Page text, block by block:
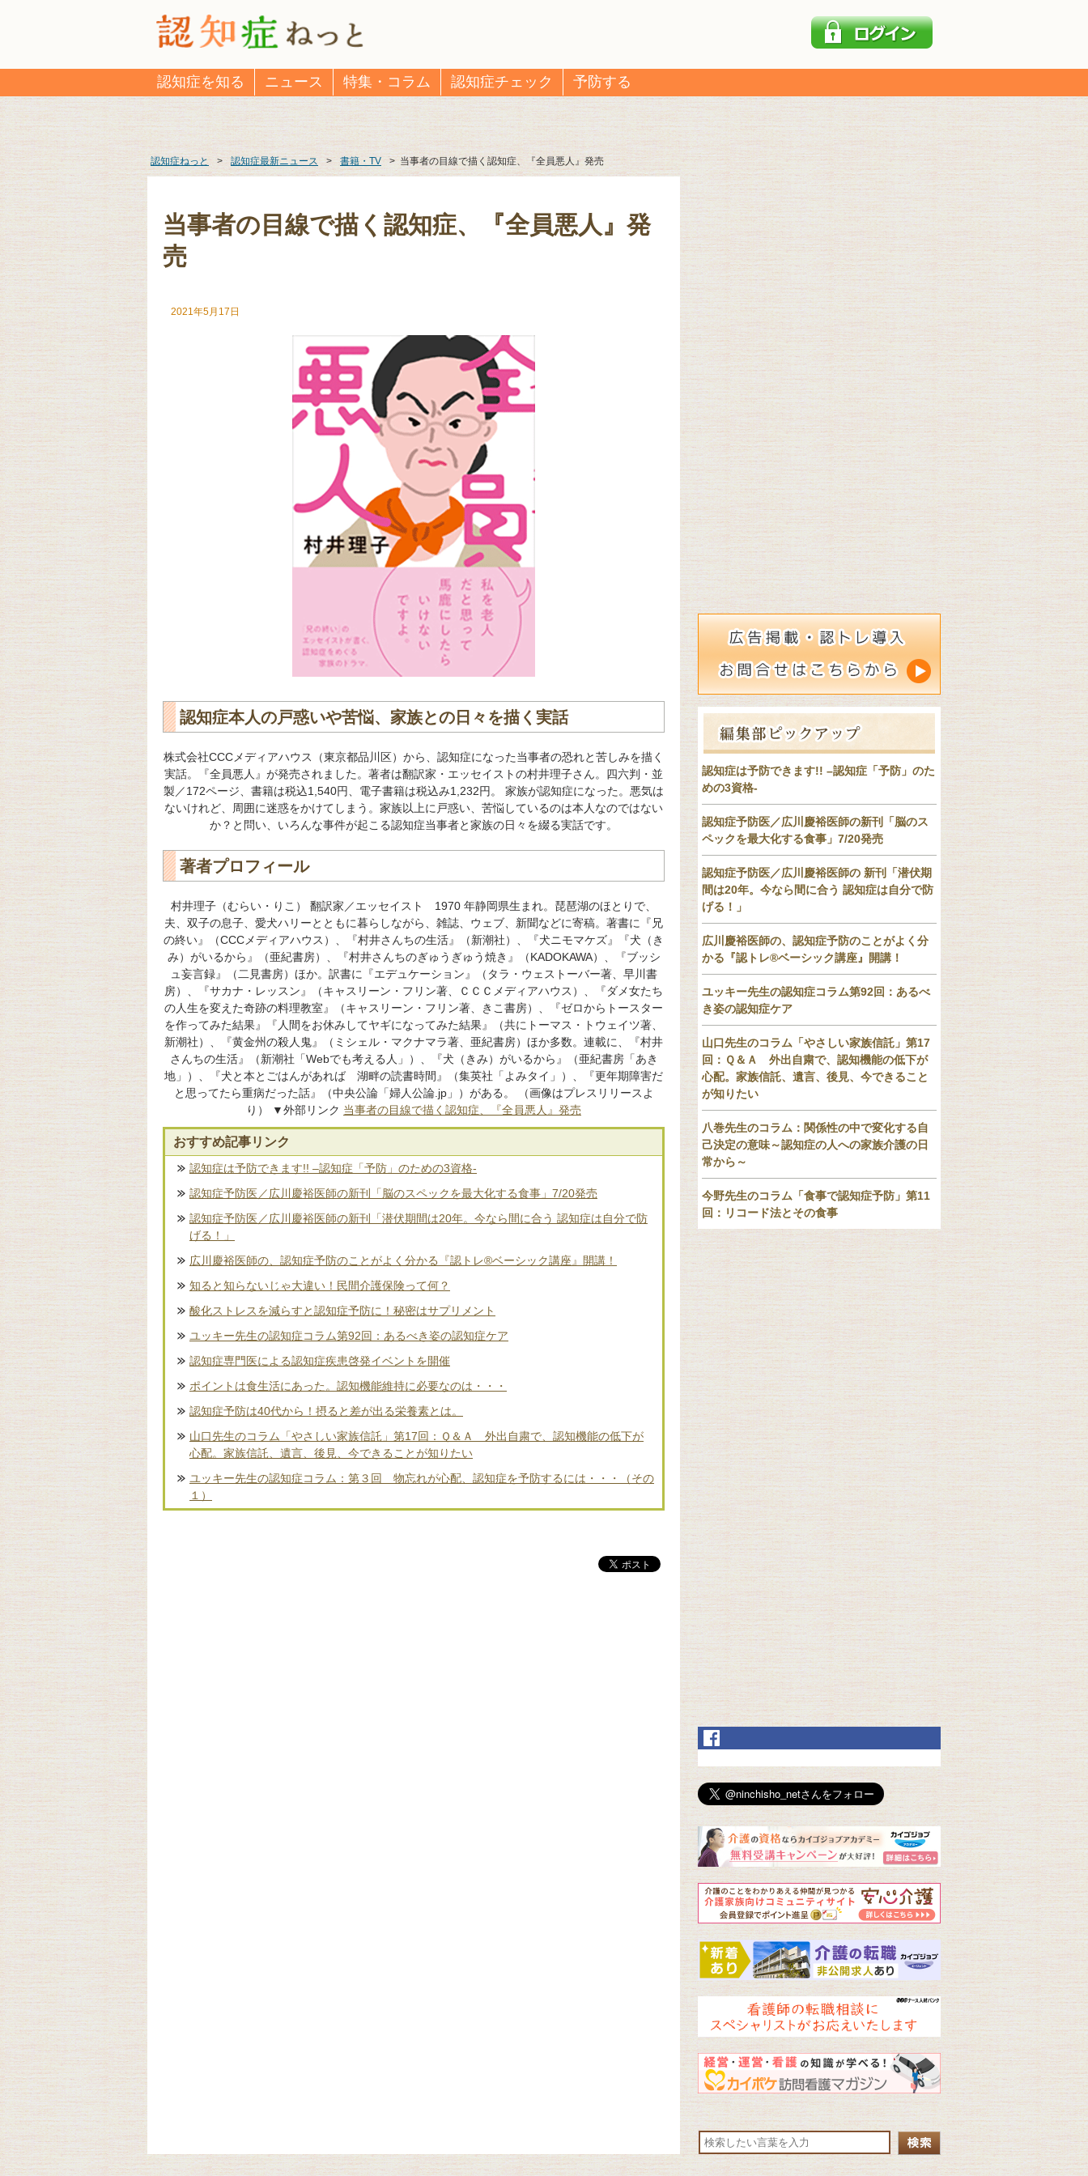
認知症を知る ニュース 特集・コラム 認知症チェック 予防する
認知症ねっと > 認知症最新ニュース > 書籍・TV > 当事者の目線で描く認知症、『全員悪人』発売
当事者の目線で描く認知症、『全員悪人』発
売
2021年5月17日
認知症本人の戸惑いや苦悩、家族との日々を描く実話
株式会社CCCメディアハウス（東京都品川区）から、認知症になった当事者の恐れと苦しみを描く
実話。『全員悪人』が発売されました。著者は翻訳家・エッセイストの村井理子さん。四六判・並
製／172ページ、書籍は税込1,540円、電子書籍は税込み1,232円。 家族が認知症になった。悪気は
ないけれど、周囲に迷惑をかけてしまう。家族以上に戸惑い、苦悩しているのは本人なのではない
か？と問い、いろんな事件が起こる認知症当事者と家族の日々を綴る実話です。
著者プロフィール
村井理子（むらい・りこ） 翻訳家／エッセイスト 1970 年静岡県生まれ。琵琶湖のほとりで、
夫、双子の息子、愛犬ハリーとともに暮らしながら、雑誌、ウェブ、新聞などに寄稿。著書に『兄
の終い』（CCCメディアハウス）、『村井さんちの生活』（新潮社）、『犬ニモマケズ』『犬（き
み）がいるから』（亜紀書房）、『村井さんちのぎゅうぎゅう焼き』（KADOKAWA）、『ブッシ
ュ妄言録』（二見書房）ほか。訳書に『エデュケーション』（タラ・ウェストーバー著、早川書
房）、『サカナ・レッスン』（キャスリーン・フリン著、ＣＣＣメディアハウス）、『ダメ女たち
の人生を変えた奇跡の料理教室』（キャスリーン・フリン著、きこ書房）、『ゼロからトースター
を作ってみた結果』『人間をお休みしてヤギになってみた結果』（共にトーマス・トウェイツ著、
新潮社）、『黄金州の殺人鬼』（ミシェル・マクナマラ著、亜紀書房）ほか多数。連載に、『村井
さんちの生活』（新潮社「Webでも考える人」）、『犬（きみ）がいるから』（亜紀書房「あき
地」）、『犬と本とごはんがあれば 湖畔の読書時間』（集英社「よみタイ」）、『更年期障害だ
と思ってたら重病だった話』（中央公論「婦人公論.jp」）がある。 （画像はプレスリリースよ
り） ▼外部リンク 当事者の目線で描く認知症、『全員悪人』発売
おすすめ記事リンク
認知症は予防できます!! –認知症「予防」のための3資格-
認知症予防医／広川慶裕医師の新刊「脳のスペックを最大化する食事」7/20発売
認知症予防医／広川慶裕医師の新刊「潜伏期間は20年。今なら間に合う 認知症は自分で防
げる！」
広川慶裕医師の、認知症予防のことがよく分かる『認トレ®️ベーシック講座』開講！
知ると知らないじゃ大違い！民間介護保険って何？
酸化ストレスを減らすと認知症予防に！秘密はサプリメント
ユッキー先生の認知症コラム第92回：あるべき姿の認知症ケア
認知症専門医による認知症疾患啓発イベントを開催
ポイントは食生活にあった。認知機能維持に必要なのは・・・
認知症予防は40代から！摂ると差が出る栄養素とは。
山口先生のコラム「やさしい家族信託」第17回：Ｑ＆Ａ 外出自粛で、認知機能の低下が
心配。家族信託、遺言、後見、今できることが知りたい
ユッキー先生の認知症コラム：第３回 物忘れが心配、認知症を予防するには・・・（その
１）
認知症は予防できます!! –認知症「予防」のた
めの3資格-
認知症予防医／広川慶裕医師の新刊「脳のス
ペックを最大化する食事」7/20発売
認知症予防医／広川慶裕医師の 新刊「潜伏期
間は20年。今なら間に合う 認知症は自分で防
げる！」
広川慶裕医師の、認知症予防のことがよく分
かる『認トレ®️ベーシック講座』開講！
ユッキー先生の認知症コラム第92回：あるべ
き姿の認知症ケア
山口先生のコラム「やさしい家族信託」第17
回：Ｑ＆Ａ 外出自粛で、認知機能の低下が
心配。家族信託、遺言、後見、今できること
が知りたい
八巻先生のコラム：関係性の中で変化する自
己決定の意味～認知症の人への家族介護の日
常から～
今野先生のコラム「食事で認知症予防」第11
回：リコード法とその食事